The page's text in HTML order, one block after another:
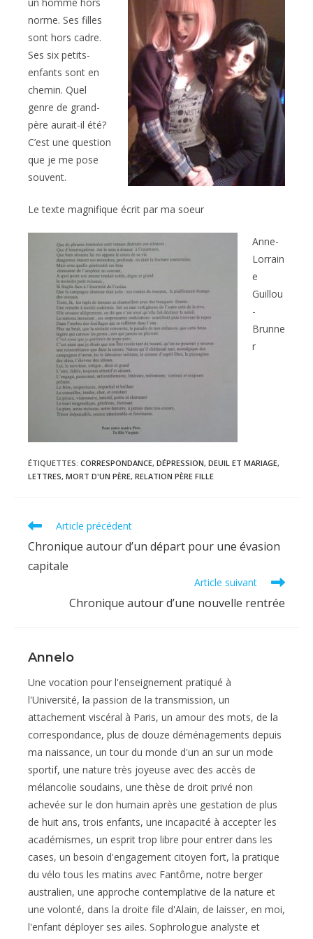
norme. Ses filles
sont hors cadre.
Ses six petits-
enfants sont en
chemin. Quel
genre de grand-
père aurait-il été?
C’est une question
que je me pose
souvent.
Le texte magnifique écrit par ma soeur
Anne-
Lorrain
e
Guillou
-
Brunne
r
ÉTIQUETTES: CORRESPONDANCE, DÉPRESSION, DEUIL ET MARIAGE,
LETTRES, MORT D'UN PÈRE, RELATION PÈRE FILLE
Read
articles
Article précédent
Chronique autour d’un départ pour une évasion
capitale
Article suivant
Chronique autour d’une nouvelle rentrée
Annelo
Une vocation pour l'enseignement pratiqué à
l'Université, la passion de la transmission, un
attachement viscéral à Paris, un amour des mots, de la
correspondance, plus de douze déménagements depuis
ma naissance, un tour du monde d'un an sur un mode
sportif, une nature très joyeuse avec des accès de
mélancolie soudains, une thèse de droit privé non
achevée sur le don humain après une gestation de plus
de huit ans, trois enfants, une incapacité à accepter les
académismes, un esprit trop libre pour entrer dans les
cases, un besoin d'engagement citoyen fort, la pratique
du vélo tous les matins avec Fantôme, notre berger
australien, une approche contemplative de la nature et
une volonté, dans la droite file d'Alain, de laisser, en moi,
l'enfant déployer ses ailes. Sophrologue analyste et